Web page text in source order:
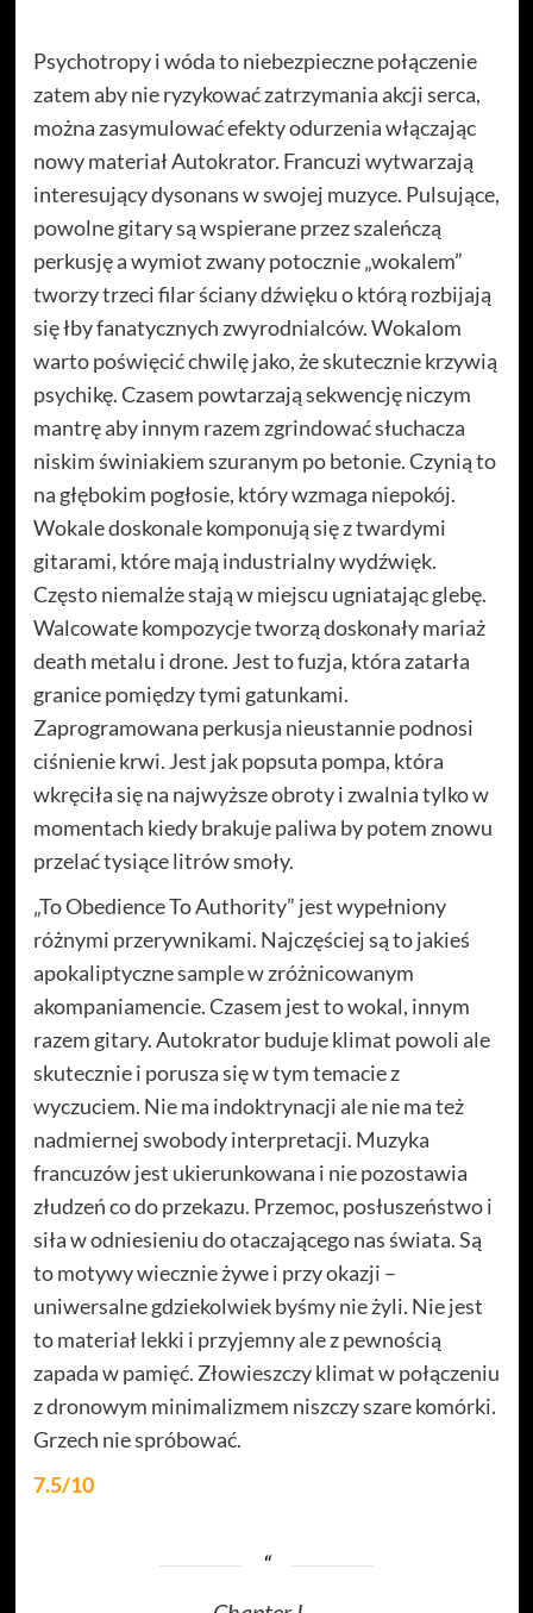
Psychotropy i wóda to niebezpieczne połączenie
zatem aby nie ryzykować zatrzymania akcji serca,
można zasymulować efekty odurzenia włączając
nowy materiał Autokrator. Francuzi wytwarzają
interesujący dysonans w swojej muzyce. Pulsujące,
powolne gitary są wspierane przez szaleńczą
perkusję a wymiot zwany potocznie „wokalem”
tworzy trzeci filar ściany dźwięku o którą rozbijają
się łby fanatycznych zwyrodnialców. Wokalom
warto poświęcić chwilę jako, że skutecznie krzywią
psychikę. Czasem powtarzają sekwencję niczym
mantrę aby innym razem zgrindować słuchacza
niskim świniakiem szuranym po betonie. Czynią to
na głębokim pogłosie, który wzmaga niepokój.
Wokale doskonale komponują się z twardymi
gitarami, które mają industrialny wydźwięk.
Często niemalże stają w miejscu ugniatając glebę.
Walcowate kompozycje tworzą doskonały mariaż
death metalu i drone. Jest to fuzja, która zatarła
granice pomiędzy tymi gatunkami.
Zaprogramowana perkusja nieustannie podnosi
ciśnienie krwi. Jest jak popsuta pompa, która
wkręciła się na najwyższe obroty i zwalnia tylko w
momentach kiedy brakuje paliwa by potem znowu
przelać tysiące litrów smoły.
„To Obedience To Authority” jest wypełniony
różnymi przerywnikami. Najczęściej są to jakieś
apokaliptyczne sample w zróżnicowanym
akompaniamencie. Czasem jest to wokal, innym
razem gitary. Autokrator buduje klimat powoli ale
skutecznie i porusza się w tym temacie z
wyczuciem. Nie ma indoktrynacji ale nie ma też
nadmiernej swobody interpretacji. Muzyka
francuzów jest ukierunkowana i nie pozostawia
złudzeń co do przekazu. Przemoc, posłuszeństwo i
siła w odniesieniu do otaczającego nas świata. Są
to motywy wiecznie żywe i przy okazji –
uniwersalne gdziekolwiek byśmy nie żyli. Nie jest
to materiał lekki i przyjemny ale z pewnością
zapada w pamięć. Złowieszczy klimat w połączeniu
z dronowym minimalizmem niszczy szare komórki.
Grzech nie spróbować.
7.5/10